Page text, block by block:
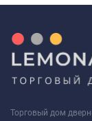
Торговый дом